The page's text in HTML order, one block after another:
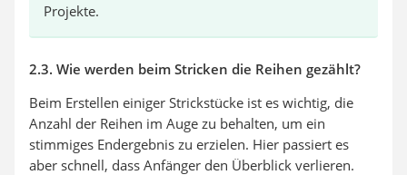
Projekte.
2.3. Wie werden beim Stricken die Reihen gezählt?
Beim Erstellen einiger Strickstücke ist es wichtig, die
Anzahl der Reihen im Auge zu behalten, um ein
stimmiges Endergebnis zu erzielen. Hier passiert es
aber schnell, dass Anfänger den Überblick verlieren.